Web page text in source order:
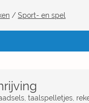
/ Sport- en spel
taalspelletjes,